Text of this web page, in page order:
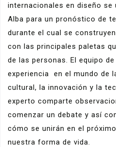
internacionales en diseño se
Alba para un pronóstico de
durante el cual se
con las principales paletas
de las personas. El equipo
experiencia en el mundo de
cultural, la innovación y la
experto comparte
comenzar un debate y así
cómo se unirán en el
nuestra forma de vida.